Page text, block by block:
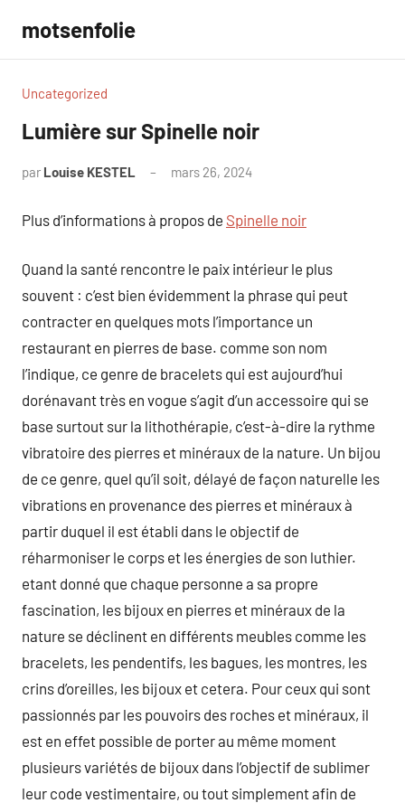
contenu
motsenfolie
Uncategorized
Lumière sur Spinelle noir
par Louise KESTEL mars 26, 2024
Plus d’informations à propos de Spinelle noir
Quand la santé rencontre le paix intérieur le plus
souvent : c’est bien évidemment la phrase qui peut
contracter en quelques mots l’importance un
restaurant en pierres de base. comme son nom
l’indique, ce genre de bracelets qui est aujourd’hui
dorénavant très en vogue s’agit d’un accessoire qui se
base surtout sur la lithothérapie, c’est-à-dire la rythme
vibratoire des pierres et minéraux de la nature. Un bijou
de ce genre, quel qu’il soit, délayé de façon naturelle les
vibrations en provenance des pierres et minéraux à
partir duquel il est établi dans le objectif de
réharmoniser le corps et les énergies de son luthier.
etant donné que chaque personne a sa propre
fascination, les bijoux en pierres et minéraux de la
nature se déclinent en différents meubles comme les
bracelets, les pendentifs, les bagues, les montres, les
crins d’oreilles, les bijoux et cetera. Pour ceux qui sont
passionnés par les pouvoirs des roches et minéraux, il
est en effet possible de porter au même moment
plusieurs variétés de bijoux dans l’objectif de sublimer
leur code vestimentaire, ou tout simplement afin de